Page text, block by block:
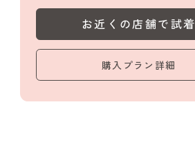
お近くの店舗で試着
購入プラン詳細